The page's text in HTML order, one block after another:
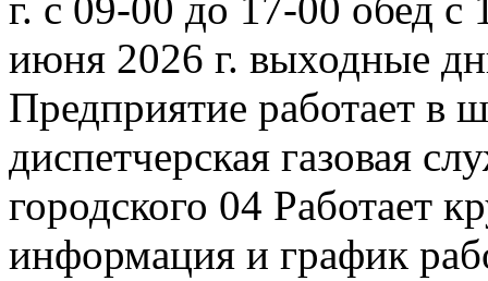
июня 2026 г. выходные
Предприятие работает в
диспетчерская газовая
городского 04 Работает
информация и график